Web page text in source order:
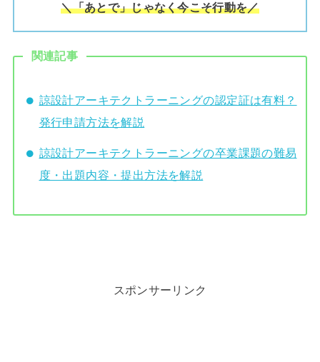
＼「あとで」じゃなく今こそ行動を／
関連記事
諒設計アーキテクトラーニングの認定証は有料？
発行申請方法を解説
諒設計アーキテクトラーニングの卒業課題の難易
度・出題内容・提出方法を解説
スポンサーリンク